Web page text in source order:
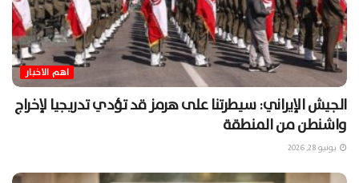
اهم الاخبار
الجيش الإيراني: سيطرتنا على هرمز قد تؤدي تدريجيا لإخراج
واشنطن من المنطقة
يونيو 28, 2026